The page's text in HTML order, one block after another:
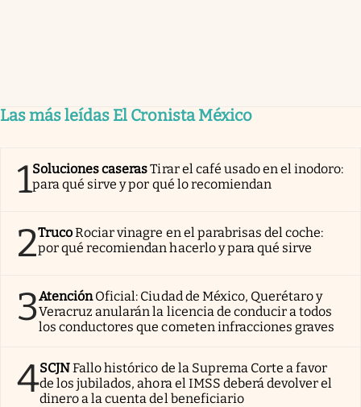
Las más leídas El Cronista México
1Soluciones caserasTirar el café usado en el inodoro:
para qué sirve y por qué lo recomiendan
2TrucoRociar vinagre en el parabrisas del coche:
por qué recomiendan hacerlo y para qué sirve
3AtenciónOficial: Ciudad de México, Querétaro y
Veracruz anularán la licencia de conducir a todos
los conductores que cometen infracciones graves
4SCJNFallo histórico de la Suprema Corte a favor
de los jubilados, ahora el IMSS deberá devolver el
dinero a la cuenta del beneficiario